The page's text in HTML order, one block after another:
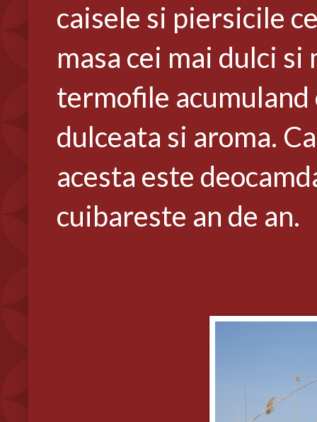
caisele si piersicile
masa cei mai dulci
termofile
dulceata si aroma.
acesta este
cuibareste an de an.